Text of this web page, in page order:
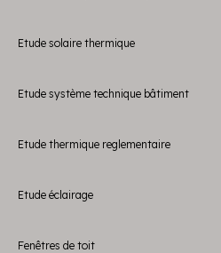
Etude solaire thermique
Etude système technique bâtiment
Etude thermique reglementaire
Etude éclairage
Fenêtres de toit